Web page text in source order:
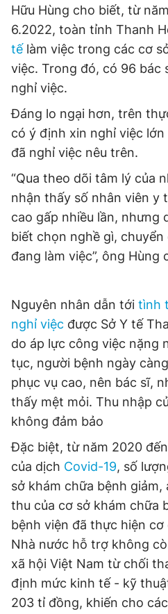
Giấy phép xuất bản số 110/GP -
© 2003-2026 Bản quyền thuộc về
chép dưới mọi hình thức nếu
bản. Phát triển bởi ePi
Hữu Hùng cho biết, từ
6.2022, toàn tỉnh Thanh
tế làm việc trong các cơ
việc. Trong đó, có 96 bác
nghỉ việc.
Đáng lo ngại hơn, trên
có ý định xin nghỉ việc
đã nghỉ việc nêu trên.
“Qua theo dõi tâm lý của
nhận thấy số nhân viên y
cao gấp nhiều lần, nhưng
biết chọn nghề gì, chuyển
đang làm việc”, ông Hùng
Nguyên nhân dẫn tới tình
nghỉ việc được Sở Y tế
do áp lực công việc nặng
tục, người bệnh ngày
phục vụ cao, nên bác sĩ,
thấy mệt mỏi. Thu nhập
không đảm bảo
Đặc biệt, từ năm 2020
của dịch Covid-19, số
sở khám chữa bệnh
thu của cơ sở khám chữa
bệnh viện đã thực hiện
Nhà nước hỗ trợ không
xã hội Việt Nam từ chối
định mức kinh tế - kỹ
203 tỉ đồng, khiến cho